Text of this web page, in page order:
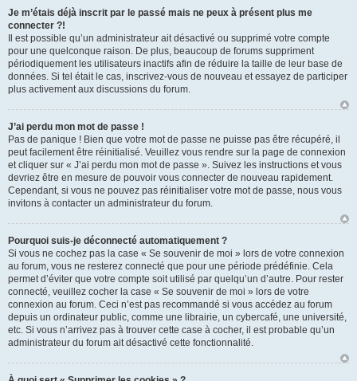
Je m’étais déjà inscrit par le passé mais ne peux à présent plus me
connecter ?!
Il est possible qu’un administrateur ait désactivé ou supprimé votre compte
pour une quelconque raison. De plus, beaucoup de forums suppriment
périodiquement les utilisateurs inactifs afin de réduire la taille de leur base de
données. Si tel était le cas, inscrivez-vous de nouveau et essayez de participer
plus activement aux discussions du forum.
J’ai perdu mon mot de passe !
Pas de panique ! Bien que votre mot de passe ne puisse pas être récupéré, il
peut facilement être réinitialisé. Veuillez vous rendre sur la page de connexion
et cliquer sur « J’ai perdu mon mot de passe ». Suivez les instructions et vous
devriez être en mesure de pouvoir vous connecter de nouveau rapidement.
Cependant, si vous ne pouvez pas réinitialiser votre mot de passe, nous vous
invitons à contacter un administrateur du forum.
Pourquoi suis-je déconnecté automatiquement ?
Si vous ne cochez pas la case « Se souvenir de moi » lors de votre connexion
au forum, vous ne resterez connecté que pour une période prédéfinie. Cela
permet d’éviter que votre compte soit utilisé par quelqu’un d’autre. Pour rester
connecté, veuillez cocher la case « Se souvenir de moi » lors de votre
connexion au forum. Ceci n’est pas recommandé si vous accédez au forum
depuis un ordinateur public, comme une librairie, un cybercafé, une université,
etc. Si vous n’arrivez pas à trouver cette case à cocher, il est probable qu’un
administrateur du forum ait désactivé cette fonctionnalité.